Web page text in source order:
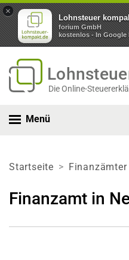
×
Lohnsteuer
forium GmbH
kostenlos - In Google
Die Online-
Menü
Startseite Finanzämter
Finanzamt in